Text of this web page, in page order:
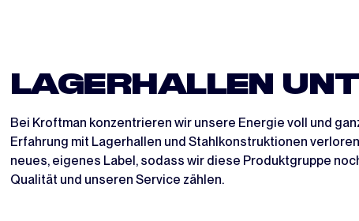
LAGERHALLEN
Bei Kroftman konzentrieren wir unsere Energie voll und
Erfahrung mit Lagerhallen und Stahlkonstruktionen
neues, eigenes Label, sodass wir diese Produktgruppe
Qualität und unseren Service zählen.